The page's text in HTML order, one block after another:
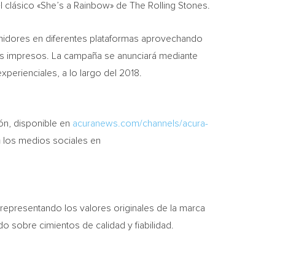
«She’s a Rainbow» de The Rolling Stones.
en diferentes plataformas aprovechando
La campaña se anunciará mediante
a lo largo del 2018.
disponible en acuranews.com/channels/acura-
los medios sociales en
los valores originales de la marca
sobre cimientos de calidad y fiabilidad.